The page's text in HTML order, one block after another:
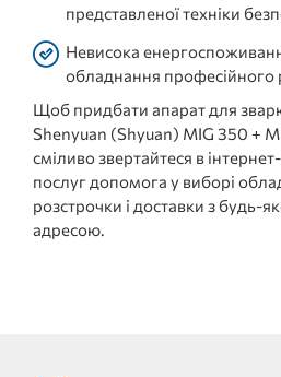
представленої техніки
Невисока
обладнання професійного
Щоб придбати апарат для
Shenyuan (Shyuan) MIG 350 +
сміливо звертайтеся в
послуг допомога у виборі
розстрочки і доставки з будь-
адресою.